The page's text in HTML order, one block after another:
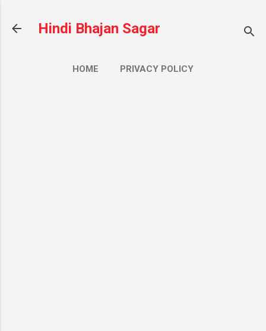
Hindi Bhajan Sagar
HOME PRIVACY POLICY